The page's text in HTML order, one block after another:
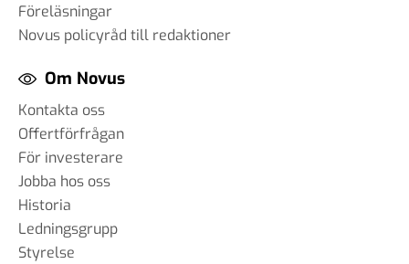
Föreläsningar
Novus policyråd till redaktioner
Om Novus
Kontakta oss
Offertförfrågan
För investerare
Jobba hos oss
Historia
Ledningsgrupp
Styrelse